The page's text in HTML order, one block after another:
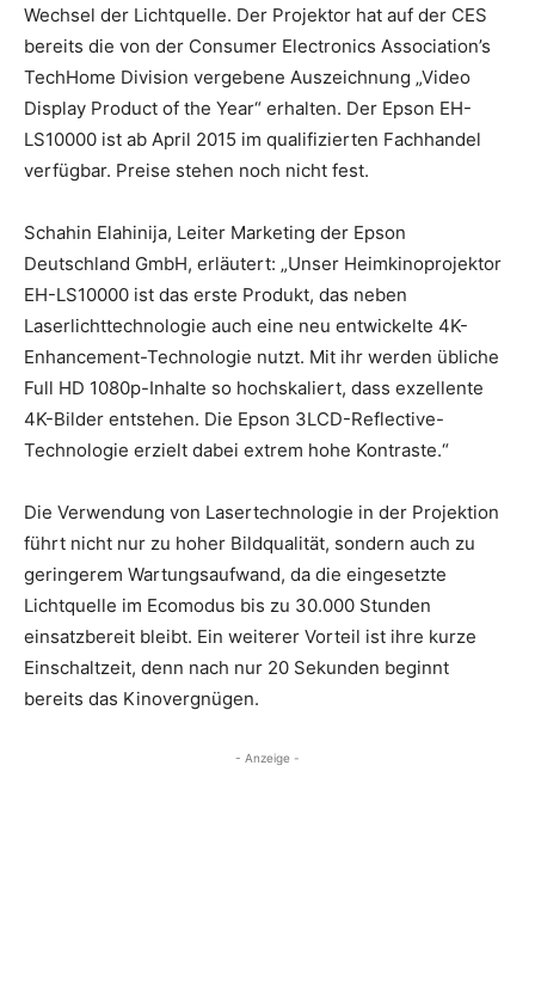
Wechsel der Lichtquelle. Der Projektor hat auf der CES
bereits die von der Consumer Electronics Association’s
TechHome Division vergebene Auszeichnung „Video
Display Product of the Year“ erhalten. Der Epson EH-
LS10000 ist ab April 2015 im qualifizierten Fachhandel
verfügbar. Preise stehen noch nicht fest.
Schahin Elahinija, Leiter Marketing der Epson
Deutschland GmbH, erläutert: „Unser Heimkinoprojektor
EH-LS10000 ist das erste Produkt, das neben
Laserlichttechnologie auch eine neu entwickelte 4K-
Enhancement-Technologie nutzt. Mit ihr werden übliche
Full HD 1080p-Inhalte so hochskaliert, dass exzellente
4K-Bilder entstehen. Die Epson 3LCD-Reflective-
Technologie erzielt dabei extrem hohe Kontraste.“
Die Verwendung von Lasertechnologie in der Projektion
führt nicht nur zu hoher Bildqualität, sondern auch zu
geringerem Wartungsaufwand, da die eingesetzte
Lichtquelle im Ecomodus bis zu 30.000 Stunden
einsatzbereit bleibt. Ein weiterer Vorteil ist ihre kurze
Einschaltzeit, denn nach nur 20 Sekunden beginnt
bereits das Kinovergnügen.
- Anzeige -